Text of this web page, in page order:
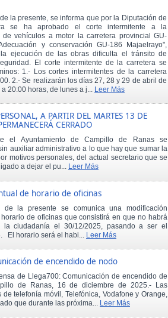
la presente, se informa que por la Diputación de
se ha aprobado el corte intermitente a la
de vehículos a motor la carretera provincial GU-
y conservación GU-186 Majaelrayo",
ejecución de las obras dificulta el tránsito de
El corte intermitente de la carretera se
1.- Los cortes intermitentes de la carretera
2.- Se realizarán los días 27, 28 y 29 de abril de
20:00 horas, de lunes a j... Leer Más
A PARTIR DEL MARTES 13 DE
CERRADO
el Ayuntamiento de Campillo de Ranas se
auxiliar administrativo a lo que hay que sumar la
motivos personales, del actual secretario que se
a dejar el pu... Leer Más
de horario de oficinas
de la presente se comunica una modificación
de oficinas que consistirá en que no habrá
la ciudadanía el 30/12/2025, pasando a ser el
El horario será el habi... Leer Más
de encendido de nodo
de Llega700: Comunicación de encendido de
de Ranas, 16 de diciembre de 2025.- Las
de telefonía móvil, Telefónica, Vodafone y Orange,
que durante las próxima... Leer Más